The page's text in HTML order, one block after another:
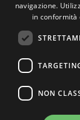
navigazione.
in conformità
NON